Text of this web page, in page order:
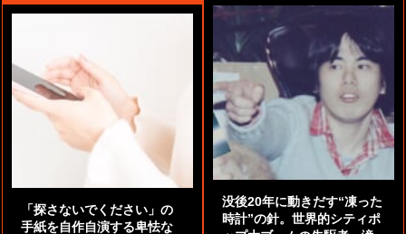
「探さないでください」の
手紙を自作自演する卑怯な
没後20年に動きだす“凍った
時計”の針。世界的シティポ